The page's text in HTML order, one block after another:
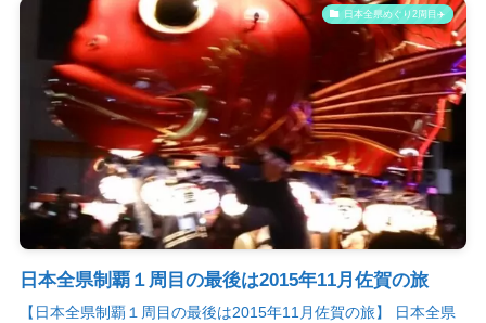
日本全県めぐり2周目✈️
日本全県制覇１周目の最後は2015年11月佐賀の旅
【日本全県制覇１周目の最後は2015年11月佐賀の旅】 日本全県